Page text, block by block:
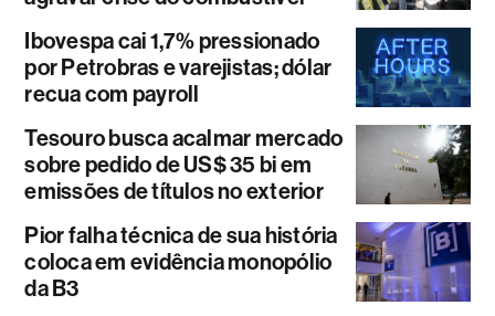
Ibovespa cai 1,7% pressionado
por Petrobras e varejistas; dólar
recua com payroll
Tesouro busca acalmar mercado
sobre pedido de US$ 35 bi em
emissões de títulos no exterior
Pior falha técnica de sua história
coloca em evidência monopólio
da B3